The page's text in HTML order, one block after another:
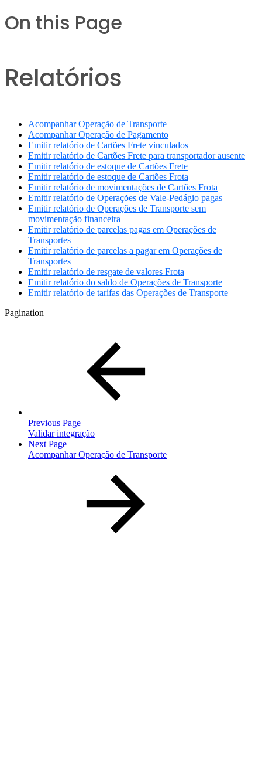
On this Page
Relatórios
Acompanhar Operação de Transporte
Acompanhar Operação de Pagamento
Emitir relatório de Cartões Frete vinculados
Emitir relatório de Cartões Frete para transportador ausente
Emitir relatório de estoque de Cartões Frete
Emitir relatório de estoque de Cartões Frota
Emitir relatório de movimentações de Cartões Frota
Emitir relatório de Operações de Vale-Pedágio pagas
Emitir relatório de Operações de Transporte sem
movimentação financeira
Emitir relatório de parcelas pagas em Operações de
Transportes
Emitir relatório de parcelas a pagar em Operações de
Transportes
Emitir relatório de resgate de valores Frota
Emitir relatório do saldo de Operações de Transporte
Emitir relatório de tarifas das Operações de Transporte
Pagination
Previous Page
Validar integração
Next Page
Acompanhar Operação de Transporte